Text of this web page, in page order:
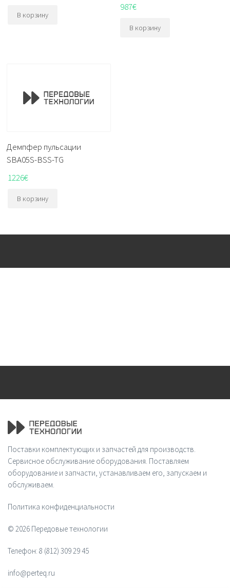
В корзину
987€
В корзину
Демпфер пульсации
SBA05S-BSS-TG
1226€
В корзину
Поставки комплектующих и запчастей для производств.
Сервисное обслуживание оборудования. Поставляем
оборудование и запчасти, устанавливаем его, запускаем и
обслуживаем.
Политика конфиденциальности
© 2026 Передовые технологии
Телефон: 8 (812) 309 29 45
info@perteq.ru